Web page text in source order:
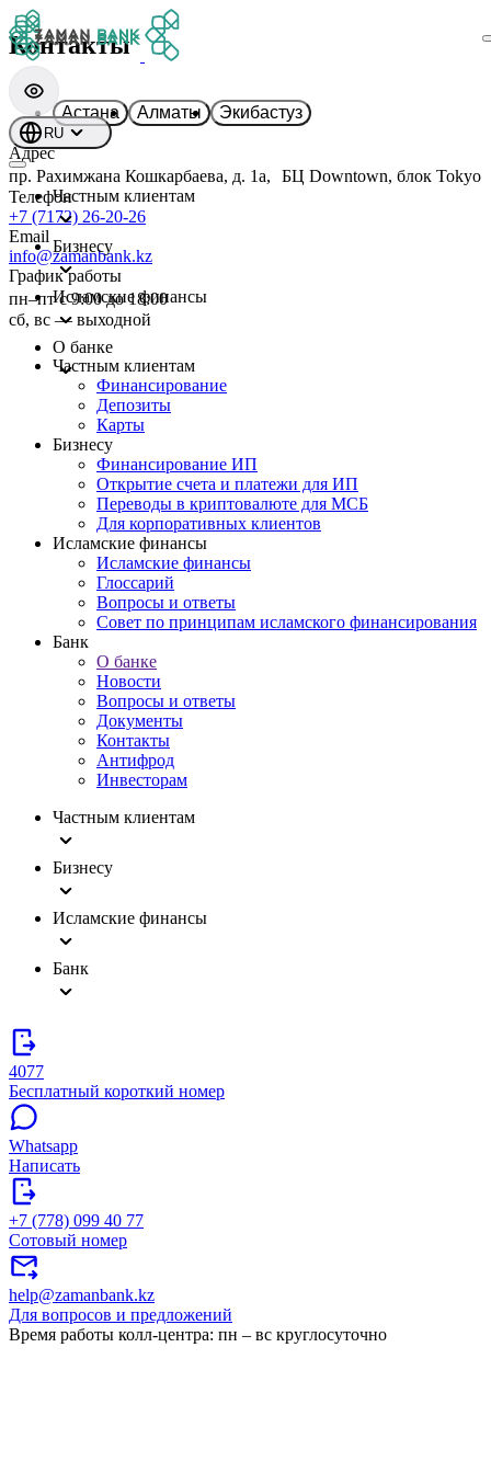
RU
Частным клиентам
Бизнесу
Исламские финансы
О банке
Контакты
Астана Алматы Экибастуз
Адрес
пр. Рахимжана Кошкарбаева, д. 1а, БЦ Downtown, блок Tokyo
Телефон
+7 (7172) 26-20-26
Email
info@zamanbank.kz
График работы
пн–пт с 9:00 до 18:00
сб, вс — выходной
Частным клиентам
Финансирование
Депозиты
Карты
Бизнесу
Финансирование ИП
Открытие счета и платежи для ИП
Переводы в криптовалюте для МСБ
Для корпоративных клиентов
Исламские финансы
Исламские финансы
Глоссарий
Вопросы и ответы
Совет по принципам исламского финансирования
Банк
О банке
Новости
Вопросы и ответы
Документы
Контакты
Антифрод
Инвесторам
Частным клиентам
Бизнесу
Исламские финансы
Банк
4077
Бесплатный короткий номер
Whatsapp
Написать
+7 (778) 099 40 77
Сотовый номер
help@zamanbank.kz
Для вопросов и предложений
Время работы колл-центра: пн – вс круглосуточно